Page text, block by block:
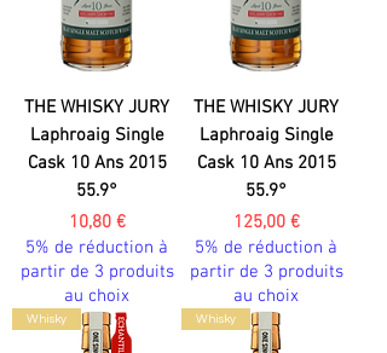
THE WHISKY JURY
Laphroaig Single
Cask 10 Ans 2015
55.9°
Prix
10,80 €
5% de réduction à
partir de 3 produits
au choix
THE WHISKY JURY
Laphroaig Single
Cask 10 Ans 2015
55.9°
Prix
125,00 €
5% de réduction à
partir de 3 produits
au choix
Whisky Whisky